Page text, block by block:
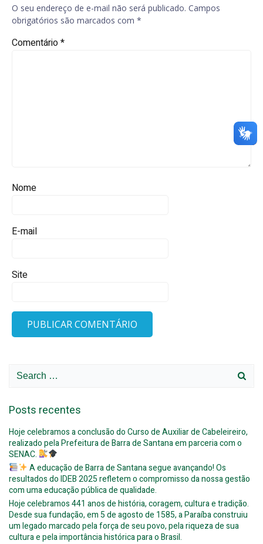
O seu endereço de e-mail não será publicado. Campos
obrigatórios são marcados com *
Comentário*
Nome
E-mail
Site
Search
Posts recentes
Hoje celebramos a conclusão do Curso de Auxiliar de Cabeleireiro,
realizado pela Prefeitura de Barra de Santana em parceria com o
SENAC.
A educação de Barra de Santana segue avançando! Os
resultados do IDEB 2025 refletem o compromisso da nossa gestão
com uma educação pública de qualidade.
Hoje celebramos 441 anos de história, coragem, cultura e tradição.
Desde sua fundação, em 5 de agosto de 1585, a Paraíba construiu
um legado marcado pela força de seu povo, pela riqueza de sua
cultura e pela importância histórica para o Brasil.